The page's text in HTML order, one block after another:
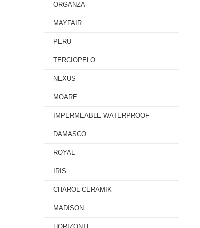
ORGANZA
MAYFAIR
PERU
TERCIOPELO
NEXUS
MOARE
IMPERMEABLE-WATERPROOF
DAMASCO
ROYAL
IRIS
CHAROL-CERAMIK
MADISON